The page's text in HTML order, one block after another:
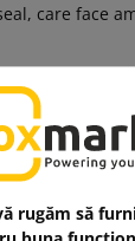
care face
în plicul
mari,
kituri
cadouri,
rugăm să